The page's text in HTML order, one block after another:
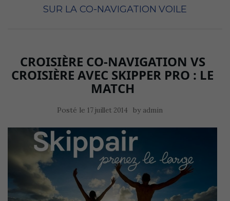
SUR LA CO-NAVIGATION VOILE
CROISIÈRE CO-NAVIGATION VS
CROISIÈRE AVEC SKIPPER PRO : LE
MATCH
Posté le 17 juillet 2014 by admin